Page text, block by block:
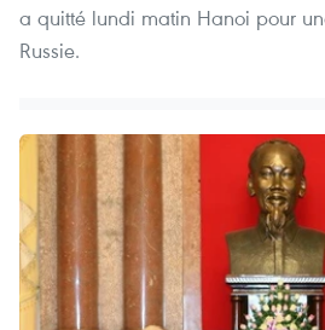
a quitté lundi matin Hanoi pour
Russie.